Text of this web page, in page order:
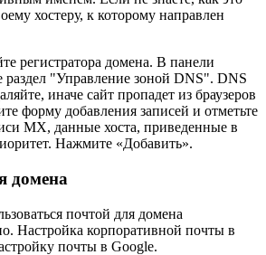
хостеру, к которому направлен
регистратора домена. В панели
раздел "Управление зоной DNS". DNS
иначе сайт пропадет из браузеров
форму добавления записей и отметьте
MX, данные хоста, приведенные в
Нажмите «Добавить».
домена
почтой для домена
Настройка корпоративной почты в
почты в Google.